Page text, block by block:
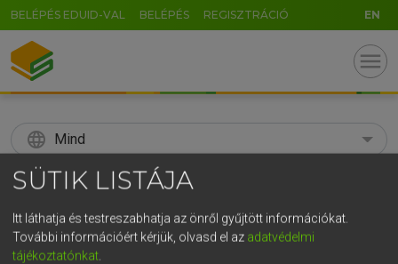
BELÉPÉS EDUID-VAL BELÉPÉS REGISZTRÁCIÓ EN
menu
language Mind
search
KERESÉS
SÜTIK LISTÁJA
Itt láthatja és testreszabhatja az önről gyűjtött információkat.
További információért kérjük, olvasd el az adatvédelmi
tájékoztatónkat
GR
5 6 7 8 9 ö ü ó